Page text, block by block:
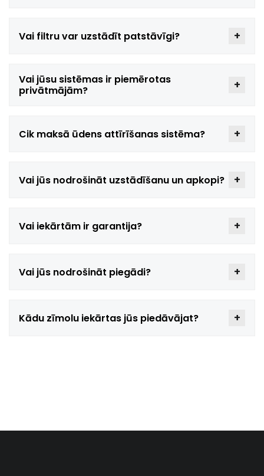
Vai filtru var uzstādīt patstāvīgi?
Vai jūsu sistēmas ir piemērotas
privātmājām?
Cik maksā ūdens attīrīšanas sistēma?
Vai jūs nodrošināt uzstādīšanu un apkopi?
Vai iekārtām ir garantija?
Vai jūs nodrošināt piegādi?
Kādu zīmolu iekārtas jūs piedāvājat?